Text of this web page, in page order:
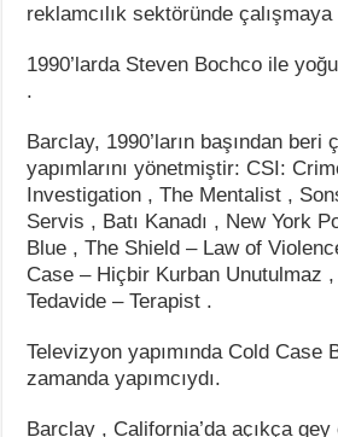
reklamcılık sektöründe çalışmaya
1990’larda Steven Bochco ile
.
Barclay, 1990’ların başından
yapımlarını yönetmiştir: CSI:
Investigation , The Mentalist ,
Servis , Batı Kanadı , New York
Blue , The Shield – Law of
Case – Hiçbir Kurban Unutulmaz
Tedavide – Terapist .
Televizyon yapımında Cold Case
zamanda yapımcıydı.
Barclay , California’da açıkça gey